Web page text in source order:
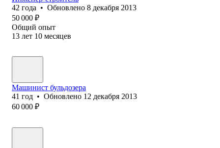
42 года • Обновлено 8 декабря 2013
50 000 ₽
Общий опыт
13 лет 10 месяцев
Машинист бульдозера
41 год • Обновлено 12 декабря 2013
60 000 ₽